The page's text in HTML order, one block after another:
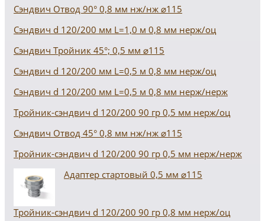
Сэндвич Отвод 90° 0,8 мм нж/нж ⌀115
Сэндвич d 120/200 мм L=1,0 м 0,8 мм нерж/оц
Сэндвич Тройник 45°; 0,5 мм ⌀115
Сэндвич d 120/200 мм L=0,5 м 0,8 мм нерж/оц
Сэндвич d 120/200 мм L=0,5 м 0,8 мм нерж/нерж
Тройник-сэндвич d 120/200 90 гр 0,5 мм нерж/оц
Сэндвич Отвод 45° 0,8 мм нж/нж ⌀115
Тройник-сэндвич d 120/200 90 гр 0,5 мм нерж/нерж
Адаптер стартовый 0,5 мм ⌀115
Тройник-сэндвич d 120/200 90 гр 0,8 мм нерж/оц